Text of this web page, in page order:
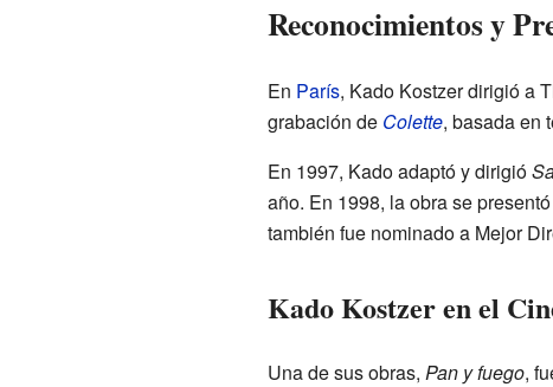
Reconocimientos y
En París, Kado Kostzer dirigió a
grabación de Colette, basada en
En 1997, Kado adaptó y dirigió
año. En 1998, la obra se
también fue nominado a Mejor
Kado Kostzer en el
Una de sus obras, Pan y fuego,